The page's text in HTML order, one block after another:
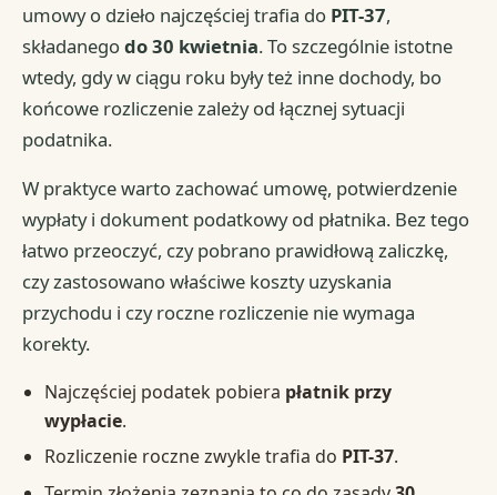
umowy o dzieło najczęściej trafia do PIT-37,
składanegodo 30 kwietnia. To szczególnie istotne
wtedy, gdy w ciągu roku były też inne dochody, bo
końcowe rozliczenie zależy od łącznej sytuacji
podatnika.
W praktyce warto zachować umowę, potwierdzenie
wypłaty i dokument podatkowy od płatnika. Bez tego
łatwo przeoczyć, czy pobrano prawidłową zaliczkę,
czy zastosowano właściwe koszty uzyskania
przychodu i czy roczne rozliczenie nie wymaga
korekty.
Najczęściej podatek pobiera płatnik przy
wypłacie.
Rozliczenie roczne zwykle trafia do PIT-37.